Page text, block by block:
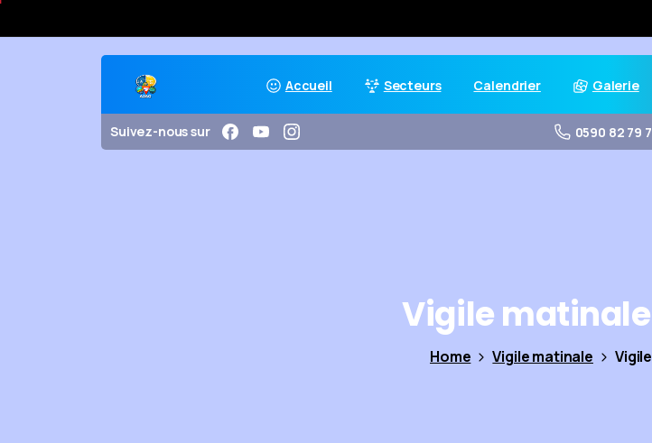
Accueil Secteurs Calendrier Galerie
Suivez-nous sur 0590 82 79
Vigilematinale
Home Vigile matinale